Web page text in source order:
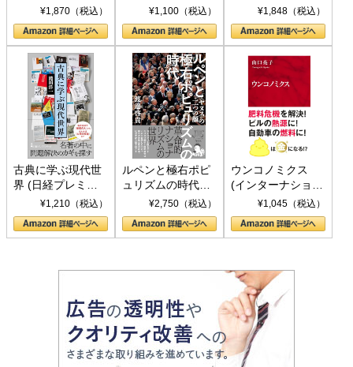
トランプとBRICS
の挑戦
¥1,870（税込）
下、ソ連参戦、そ
して聖断 (PHP新
書)
¥1,100（税込） ¥1,848（税込）
古典に学ぶ現代世
界 (日経プレミア
シリーズ)¥1,210（税込）
ルペンと極右ポピ
ュリズムの時代：
〈ヤヌス〉の二つ
の顔
¥2,750（税込）
ウンコノミクス
(インターナショナ
ル新書)¥1,045（税込）